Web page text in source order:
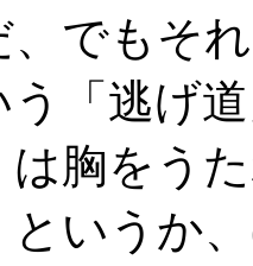
、でもそ
う「逃げ
は胸をう
というか